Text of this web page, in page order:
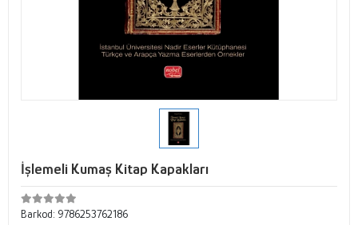
İşlemeli Kumaş Kitap Kapakları
Barkod: 9786253762186